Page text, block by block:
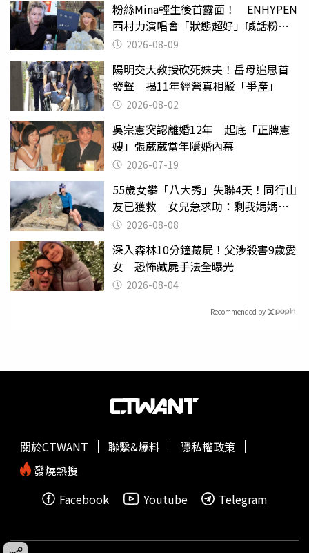
粉絲Mina輕生後首露面！ ENHYPEN
西村力演唱會「狀態超好」喊話粉
絲：我們心意相通
2026-08-09
陽明交大教授砍死妹夫！岳母追思首
發聲 揭11年經營真相駁「爭產」
2026-08-02
吳宗憲突認離婚12年 起底「正牌憲
嫂」張葳葳當年隱婚內幕
2026-07-19
55歲女攀「八大秀」失聯4天！同行山
友已獲救 女兒急求助：剩我媽媽還
沒找到
2026-08-08
深入森林10分鐘藏屍！父涉殺害9歲愛
女 恐怖藏屍手法全曝光
2026-08-04
Recommended by
關於CTWANT 聯繫&爆料
隱私權政策
發燒熱搜
Facebook
Youtube Telegram